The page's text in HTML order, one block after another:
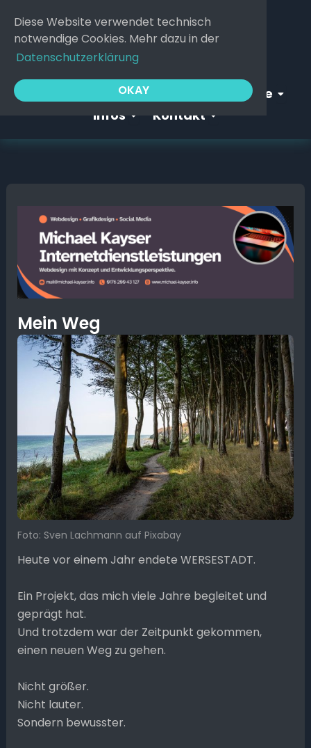
Diese Website verwendet technisch
notwendige Cookies. Mehr dazu in der
Datenschutzerklärung
OKAY
Inhalt
springen
Webgeflüster Open Webgeflüster
Service
Infos Kontakt
Mein Weg
Foto: Sven Lachmann auf Pixabay
Heute vor einem Jahr endete WERSESTADT.
Ein Projekt, das mich viele Jahre begleitet und
geprägt hat.
Und trotzdem war der Zeitpunkt gekommen,
einen neuen Weg zu gehen.
Nicht größer.
Nicht lauter.
Sondern bewusster.